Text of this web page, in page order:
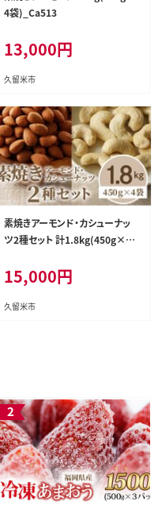
4袋)_Ca513
13,000円
久留米市
素焼きアーモンド・カシューナッ
ツ2種セット 計1.8kg(450g×4
15,000円
久留米市